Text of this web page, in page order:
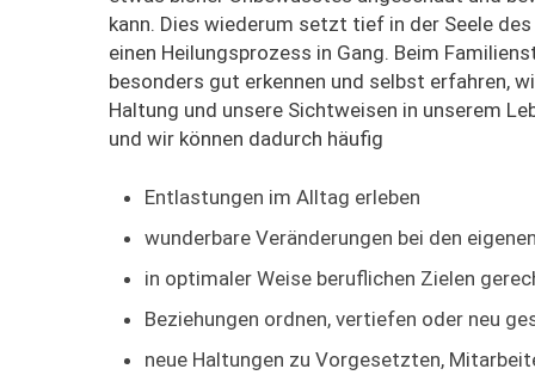
kann. Dies wiederum setzt tief in der Seele
einen Heilungsprozess in Gang. Beim
besonders gut erkennen und selbst erfahren,
Haltung und unsere Sichtweisen in unserem
und wir können dadurch häufig
Entlastungen im Alltag erleben
wunderbare Veränderungen bei den
in optimaler Weise beruflichen Zielen
Beziehungen ordnen, vertiefen oder neu
neue Haltungen zu Vorgesetzten,